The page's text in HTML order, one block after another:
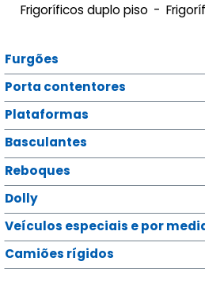
Frigoríficos duplo piso
Furgões
Porta contentores
Plataformas
Basculantes
Reboques
Dolly
Veículos especiais e por
Camiões rígidos